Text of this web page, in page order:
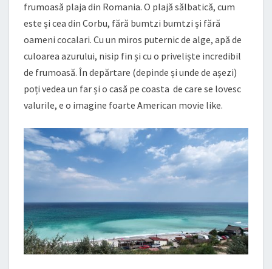
frumoasă plaja din Romania. O plajă sălbatică, cum
este și cea din Corbu, fără bumtzi bumtzi și fără
oameni cocalari. Cu un miros puternic de alge, apă de
culoarea azurului, nisip fin și cu o priveliște incredibil
de frumoasă. În depărtare (depinde și unde de așezi)
poți vedea un far și o casă pe coasta de care se lovesc
valurile, e o imagine foarte American movie like.